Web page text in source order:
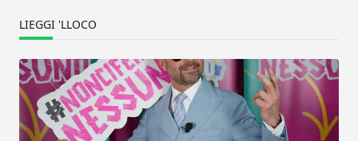
LIEGGI 'LLOCO